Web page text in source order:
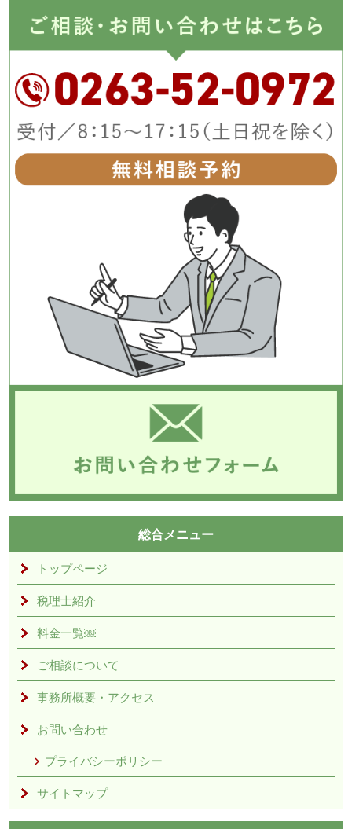
総合メニュー
トップページ
税理士紹介
料金一覧￼
ご相談について
事務所概要・アクセス
お問い合わせ
プライバシーポリシー
サイトマップ